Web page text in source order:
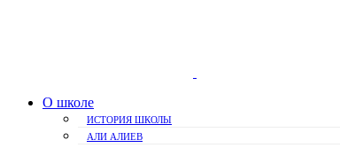
О школе
ИСТОРИЯ ШКОЛЫ
АЛИ АЛИЕВ